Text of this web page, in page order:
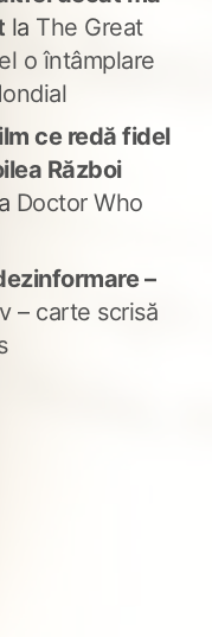
la The Great
o întâmplare
ce redă fidel
Război
Doctor Who
–
– carte scrisă